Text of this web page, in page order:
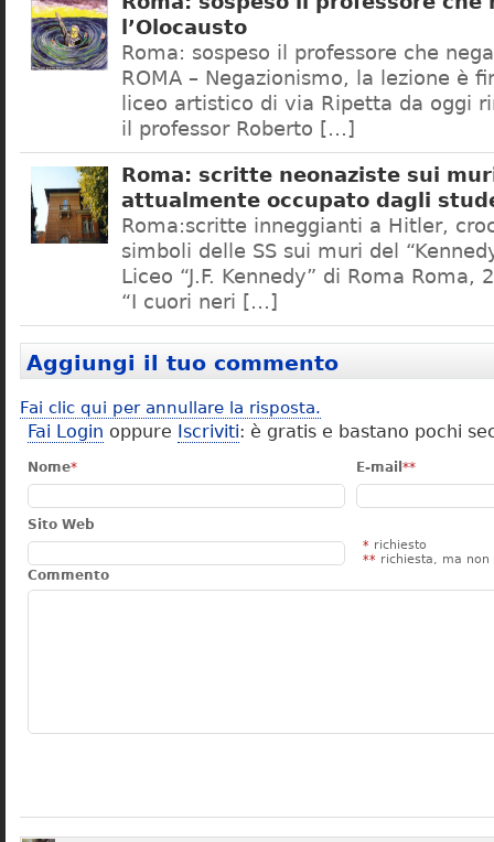
l’Olocausto
Roma: sospeso il professore che
ROMA – Negazionismo, la lezione è
liceo artistico di via Ripetta da oggi
il professor Roberto […]
Roma: scritte neonaziste sui
attualmente occupato dagli
Roma:scritte inneggianti a Hitler,
simboli delle SS sui muri del
Liceo “J.F. Kennedy” di Roma Roma,
“I cuori neri […]
Aggiungi il tuo commento
Fai clic qui per annullare la risposta.
Fai Login oppure Iscriviti: è gratis e bastano pochi
Nome* E-mail **
Sito Web
* richiesto
** richiesta, ma non
Commento